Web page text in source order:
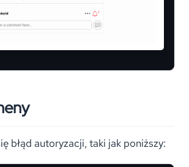
błąd autoryzacji, taki jak poniższy: